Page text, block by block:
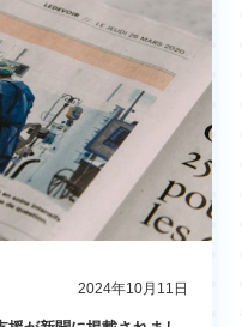
2024年10月11日